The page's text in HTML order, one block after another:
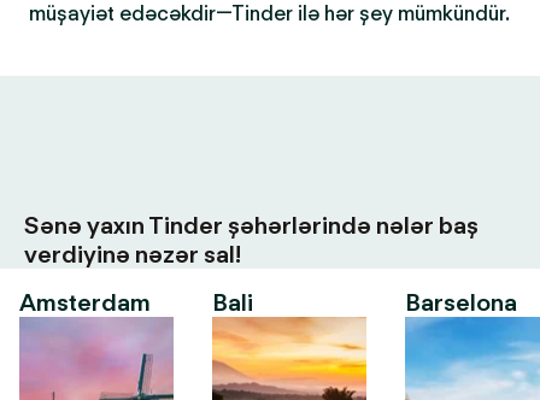
müşayiət edəcəkdir—Tinder ilə hər şey mümkündür.
Sənə yaxın Tinder şəhərlərində nələr baş
verdiyinə nəzər sal!
Amsterdam
Bali Barselona